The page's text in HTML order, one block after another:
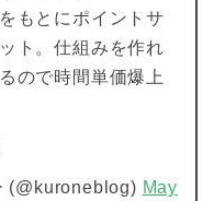
もとにポイントサ
ト。仕組みを作れ
ので時間単価爆上
(@kuroneblog) May